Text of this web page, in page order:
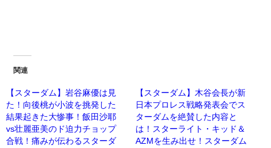
関連
【スターダム】岩谷麻優は見
た！向後桃が小波を挑発した
結果起きた大惨事！飯田沙耶
vs壮麗亜美のド迫力チョップ
合戦！痛みが伝わるスターダ
【スターダム】木谷会長が新
日本プロレス戦略発表会でス
ターダムを絶賛した内容と
は！スターライト・キッド＆
AZMを生み出せ！スターダム